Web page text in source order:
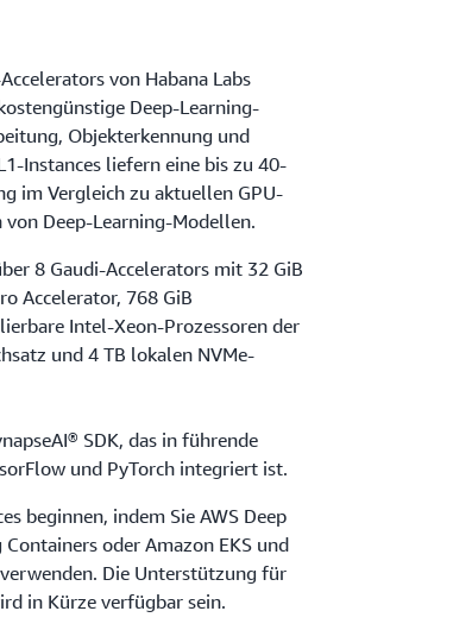
von Habana Labs
Deep-Learning-
Objekterkennung und
Instances liefern eine bis zu 40-
im Vergleich zu aktuellen GPU-
von Deep-Learning-Modellen.
8 Gaudi-Accelerators mit 32 GiB
Accelerator, 768 GiB
Intel-Xeon-Prozessoren der
und 4 TB lokalen NVMe-
SDK, das in führende
und PyTorch integriert ist.
beginnen, indem Sie AWS Deep
oder Amazon EKS und
Die Unterstützung für
in Kürze verfügbar sein.